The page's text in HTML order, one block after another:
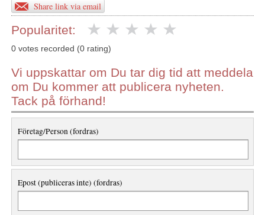
Share link via email
Popularitet:
0 votes recorded (0 rating)
Vi uppskattar om Du tar dig tid att meddela
om Du kommer att publicera nyheten.
Tack på förhand!
Företag/Person (fordras)
Epost (publiceras inte) (fordras)